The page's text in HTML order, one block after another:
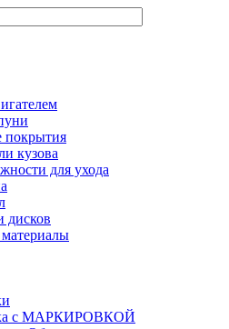
покрытия
кузова
для ухода
дисков
с МАРКИРОВКОЙ